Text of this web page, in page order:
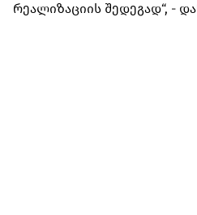
რეალიზაციის შედეგად“, -